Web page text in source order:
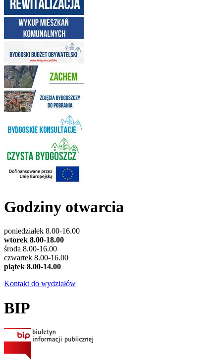
Godziny otwarcia
poniedziałek 8.00-16.00
wtorek 8.00-18.00
środa 8.00-16.00
czwartek 8.00-16.00
piątek 8.00-14.00
Kontakt do wydziałów
BIP